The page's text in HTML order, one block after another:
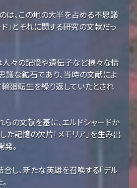
は、この地の大半を占める不思議
」とそれに関する研究の文献だっ
人々の記憶や遺伝子など様々な情
議な鉱石であり、当時の文献によ
輪廻転生を繰り返していたとされ
の文献を基に、エルドシャードか
た記憶の欠片「メモリア」を生み出
発。
し、新たな英雄を召喚する「デル